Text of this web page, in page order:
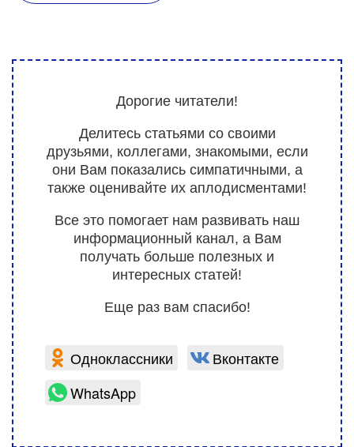
Дорогие читатели!
Делитесь статьями со своими
друзьями, коллегами, знакомыми, если
они Вам показались симпатичными, а
также оценивайте их аплодисментами!
Все это помогает нам развивать наш
информационный канал, а Вам
получать больше полезных и
интересных статей!
Еще раз вам спасибо!
Одноклассники
Вконтакте
WhatsApp